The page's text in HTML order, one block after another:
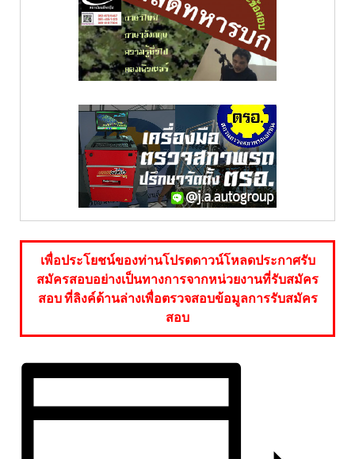
เพื่อประโยชน์ของท่านโปรดดาวน์โหลดประกาศรับ
สมัครสอบอย่างเป็นทางการจากหน่วยงานที่รับสมัคร
สอบ ที่ลิงค์ด้านล่างเพื่อตรวจสอบข้อมูลการรับสมัคร
สอบ